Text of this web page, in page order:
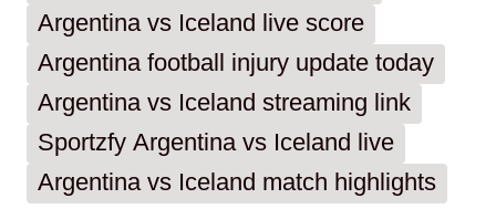
Argentina vs Iceland live score
Argentina football injury update today
Argentina vs Iceland streaming link
Sportzfy Argentina vs Iceland live
Argentina vs Iceland match highlights